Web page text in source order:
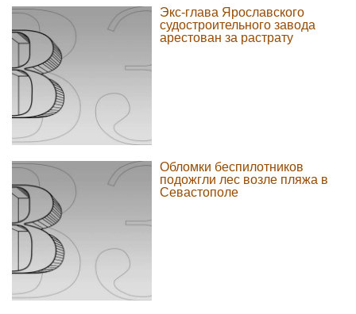
Экс-глава Ярославского
судостроительного завода
арестован за растрату
Обломки беспилотников
подожгли лес возле пляжа в
Севастополе